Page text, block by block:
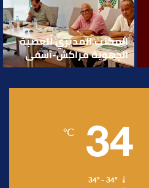
المكتب المديري للعصبة
الجهوية مراكش-آسفي
لكرة القدم يحسم ملفات
34
℃
34º - 34º